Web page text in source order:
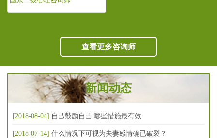
查看更多咨询师
新闻动态
[2018-08-04] 自己鼓励自己 哪些措施最有效
[2018-07-14] 什么情况下可视为夫妻感情确已破裂？